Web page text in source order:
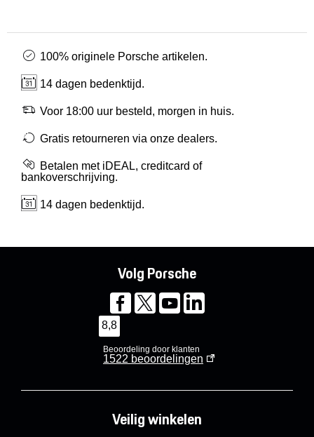
100% originele Porsche artikelen.
14 dagen bedenktijd.
Voor 18:00 uur besteld, morgen in huis.
Gratis retourneren via onze dealers.
Betalen met iDEAL, creditcard of
bankoverschrijving.
14 dagen bedenktijd.
Volg Porsche
8,8
Beoordeling door klanten
1522 beoordelingen
Veilig winkelen